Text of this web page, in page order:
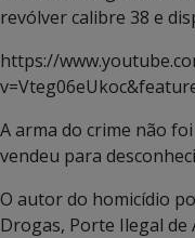
revólver calibre 38 e
https://
A arma do crime não
vendeu para
O autor do homicídio
Drogas, Porte Ilegal de